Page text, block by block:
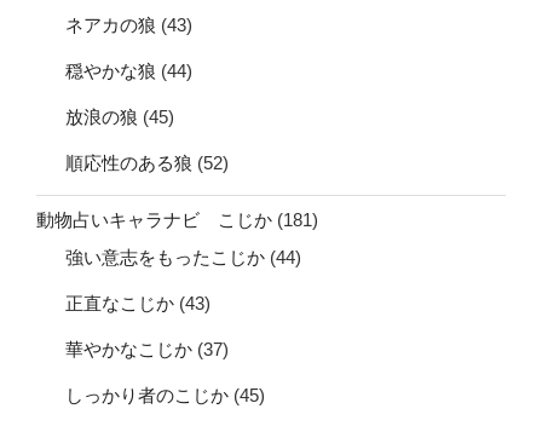
ネアカの狼 (43)
穏やかな狼 (44)
放浪の狼 (45)
順応性のある狼 (52)
動物占いキャラナビ こじか (181)
強い意志をもったこじか (44)
正直なこじか (43)
華やかなこじか (37)
しっかり者のこじか (45)